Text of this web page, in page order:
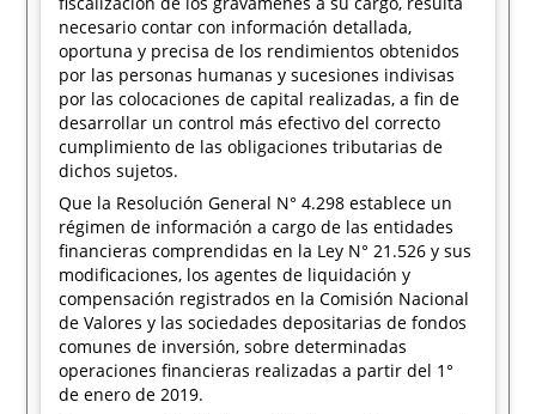
necesario contar con información detallada,
oportuna y precisa de los rendimientos obtenidos
por las personas humanas y sucesiones indivisas
por las colocaciones de capital realizadas, a fin de
desarrollar un control más efectivo del correcto
cumplimiento de las obligaciones tributarias de
dichos sujetos.
Que la Resolución General N° 4.298 establece un
régimen de información a cargo de las entidades
financieras comprendidas en la Ley N° 21.526 y sus
modificaciones, los agentes de liquidación y
compensación registrados en la Comisión Nacional
de Valores y las sociedades depositarias de fondos
comunes de inversión, sobre determinadas
operaciones financieras realizadas a partir del 1°
de enero de 2019.